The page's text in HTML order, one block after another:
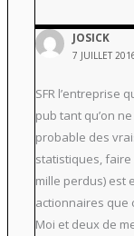
JOSICK
7 JUILLET
SFR l’entreprise
pub tant qu’on
probable des
statistiques, faire
mille perdus) est
actionnaires que
Moi et deux de